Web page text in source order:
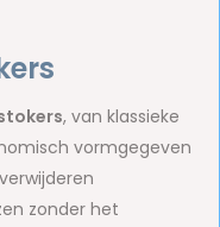
, van klassieke
vormgegeven
zonder het